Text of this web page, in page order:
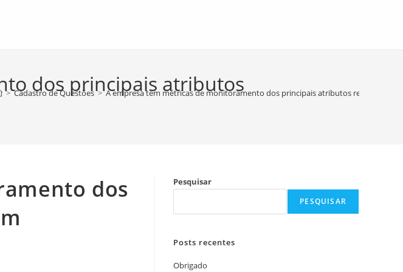
dos principais atributos
> Cadastro de Questões > A empresa tem métricas de monitoramento dos principais atributos relacionados
dos
Pesquisar
PESQUISAR
Posts recentes
Obrigado